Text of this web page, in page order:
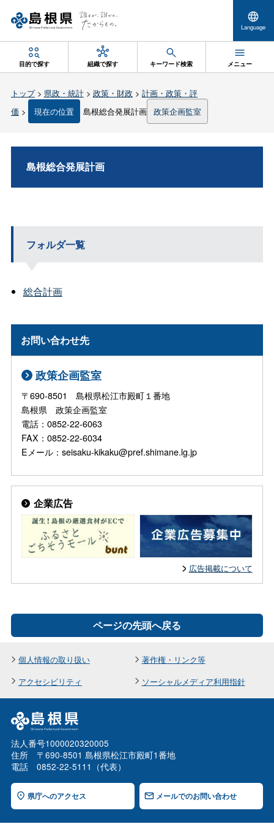
Language
目的で探す 組織で探す キーワード検索 メニュー
トップ> 県政・統計> 政策・財政 > 計画・政策・評
価 > 現在の位置 島根総合発展計画 政策企画監室
島根総合発展計画
フォルダ一覧
総合計画
お問い合わせ先
政策企画監室
〒690-8501 島根県松江市殿町１番地
島根県 政策企画監室
電話：0852-22-6063
FAX：0852-22-6034
Eメール：seisaku-kikaku@pref.shimane.lg.jp
企業広告
広告掲載について
ページの先頭へ戻る
個人情報の取り扱い
著作権・リンク等
アクセシビリティ
ソーシャルメディア利用指針
法人番号1000020320005
住所 〒690-8501 島根県松江市殿町1番地
電話 0852-22-5111（代表）
県庁へのアクセス メールでのお問い合わせ